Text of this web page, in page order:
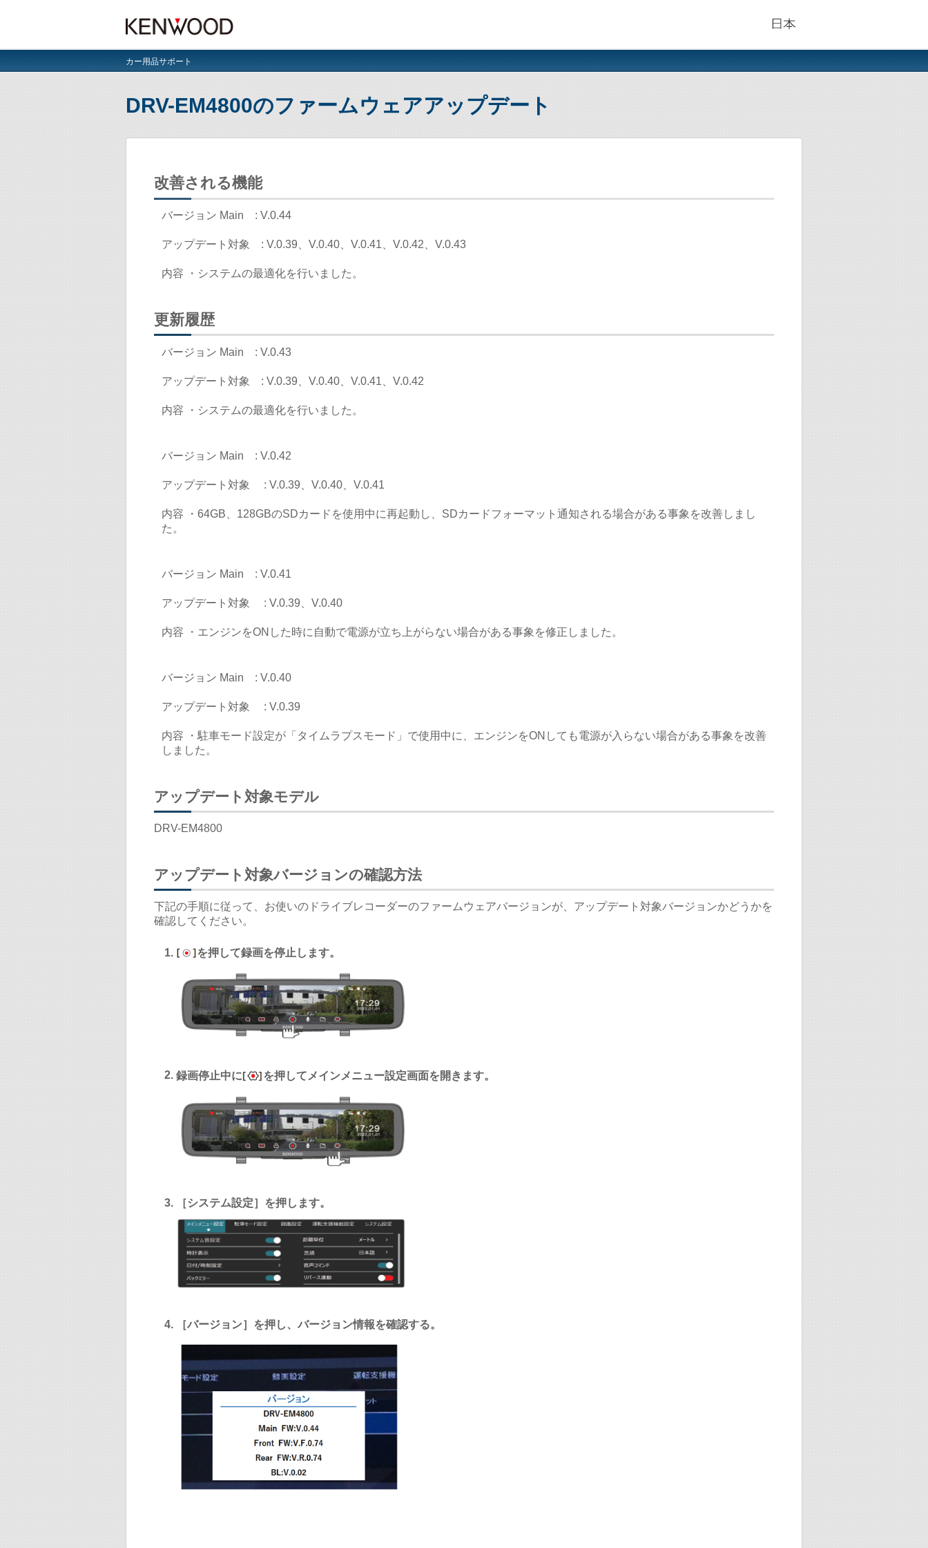
カー用品サポート
DRV-EM4800のファームウェアアップデート
改善される機能
バージョン Main : V.0.44
アップデート対象 : V.0.39、V.0.40、V.0.41、V.0.42、V.0.43
内容 ・システムの最適化を行いました。
更新履歴
バージョン Main : V.0.43
アップデート対象 : V.0.39、V.0.40、V.0.41、V.0.42
内容 ・システムの最適化を行いました。
バージョン Main : V.0.42
アップデート対象 : V.0.39、V.0.40、V.0.41
内容 ・64GB、128GBのSDカードを使用中に再起動し、SDカードフォーマット通知される場合がある事象を改善しまし
た。
バージョン Main : V.0.41
アップデート対象 : V.0.39、V.0.40
内容 ・エンジンをONした時に自動で電源が立ち上がらない場合がある事象を修正しました。
バージョン Main : V.0.40
アップデート対象 : V.0.39
内容 ・駐車モード設定が「タイムラプスモード」で使用中に、エンジンをONしても電源が入らない場合がある事象を改善
しました。
アップデート対象モデル
DRV-EM4800
アップデート対象バージョンの確認方法
下記の手順に従って、お使いのドライブレコーダーのファームウェアバージョンが、アップデート対象バージョンかどうかを
確認してください。
を押して録画を停止します。
録画停止中に を押してメインメニュー設定画面を開きます。
［システム設定］を押します。
［バージョン］を押し、バージョン情報を確認する。